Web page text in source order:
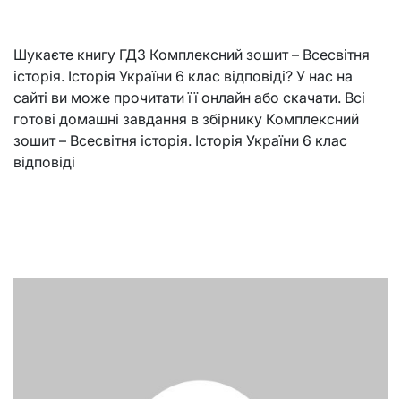
Шукаєте книгу ГДЗ Комплексний зошит – Всесвітня
історія. Історія України 6 клас відповіді? У нас на
сайті ви може прочитати її онлайн або скачати. Всі
готові домашні завдання в збірнику Комплексний
зошит – Всесвітня історія. Історія України 6 клас
відповіді